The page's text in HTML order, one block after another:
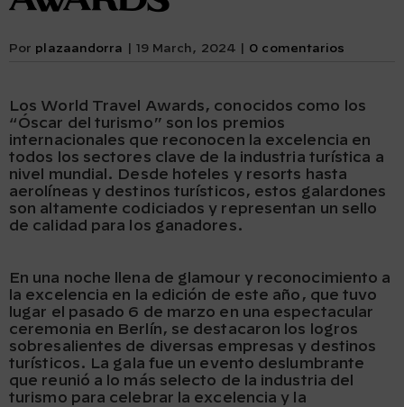
Por plazaandorra 19 March, 2024 0 comentarios
Los World Travel Awards, conocidos como los
“Óscar del turismo” son los premios
internacionales que reconocen la excelencia en
todos los sectores clave de la industria turística a
nivel mundial. Desde hoteles y resorts hasta
aerolíneas y destinos turísticos, estos galardones
son altamente codiciados y representan un sello
de calidad para los ganadores.
En una noche llena de glamour y reconocimiento a
la excelencia en la edición de este año, que tuvo
lugar el pasado 6 de marzo en una espectacular
ceremonia en Berlín, se destacaron los logros
sobresalientes de diversas empresas y destinos
turísticos. La gala fue un evento deslumbrante
que reunió a lo más selecto de la industria del
turismo para celebrar la excelencia y la